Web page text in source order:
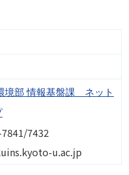
境部 情報基盤課 ネット
7432
u.ac.jp